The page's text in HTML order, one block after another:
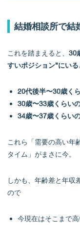
結婚相談所で結
これを踏まえると、 30
すいポジション”にい
20代後半〜30歳く
30歳〜33歳くらい
34歳〜37歳くらい
これら「需要の高い年
タイム」がまさに今。
しかも、年齢差と年収
ので
今現在はそこまで